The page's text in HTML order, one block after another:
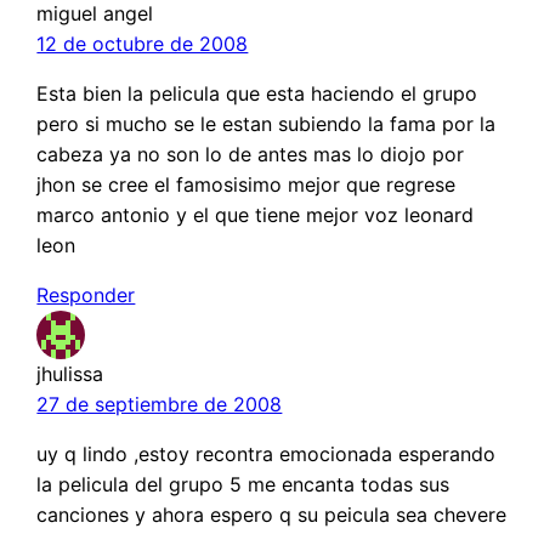
miguel angel
12 de octubre de 2008
Esta bien la pelicula que esta haciendo el grupo
pero si mucho se le estan subiendo la fama por la
cabeza ya no son lo de antes mas lo diojo por
jhon se cree el famosisimo mejor que regrese
marco antonio y el que tiene mejor voz leonard
leon
Responder
jhulissa
27 de septiembre de 2008
uy q lindo ,estoy recontra emocionada esperando
la pelicula del grupo 5 me encanta todas sus
canciones y ahora espero q su peicula sea chevere